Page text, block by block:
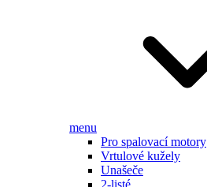
menu
Pro spalovací motory
Vrtulové kužely
Unašeče
2-listé